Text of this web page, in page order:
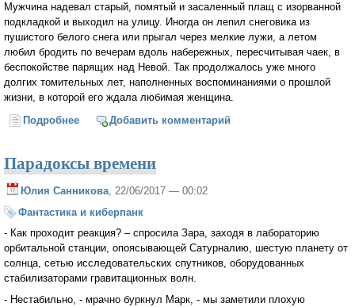
Мужчина надевал старый, помятый и засаленный плащ с изорванной
подкладкой и выходил на улицу. Иногда он лепил снеговика из
пушистого белого снега или прыгал через мелкие лужи, а летом
любил бродить по вечерам вдоль набережных, пересчитывая чаек, в
беспокойстве парящих над Невой. Так продолжалось уже много
долгих томительных лет, наполненных воспоминаниями о прошлой
жизни, в которой его ждала любимая женщина.
Подробнее о ВстречаДобавить комментарий
Парадоксы времени
Юлия Санникова , 22/06/2017 — 00:02
Фантастика и киберпанк
- Как проходит реакция? – спросила Зара, заходя в лабораторию
орбитальной станции, опоясывающей Сатурналию, шестую планету от
солнца, сетью исследовательских спутников, оборудованных
стабилизаторами гравитационных волн.
- Нестабильно, - мрачно буркнул Марк, - мы заметили плохую